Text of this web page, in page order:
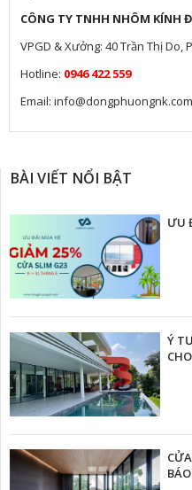
CÔNG TY TNHH NHÔM KÍNH
VPGD & Xưởng: 40 Trần Thị
Hotline: 0946 422 559
Email: info@dongphuongnk.com
BÀI VIẾT NỔI BẬT
ƯU
Ý